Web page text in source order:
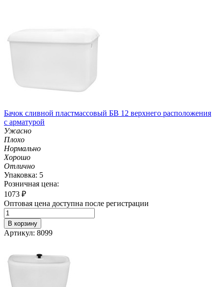
Бачок сливной пластмассовый БВ 12 верхнего расположения
с арматурой
Ужасно
Плохо
Нормально
Хорошо
Отлично
Упаковка: 5
Розничная цена:
1073 ₽
Оптовая цена доступна после регистрации
В корзину
Артикул: 8099